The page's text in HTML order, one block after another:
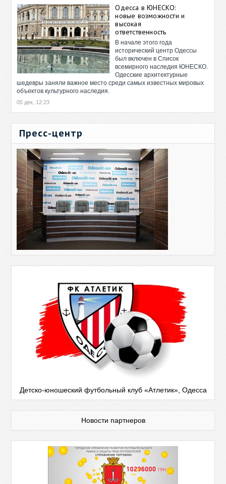
Одесса в ЮНЕСКО:
новые возможности и
высокая
ответственность
В начале этого года
исторический центр Одессы
был включен в Список
всемирного наследия ЮНЕСКО.
Одесские архитектурные
шедевры заняли важное место среди самых известных мировых
объектов культурного наследия.
05 дек, 12:23
Пресс-центр
Детско-юношеский футбольный клуб «Атлетик», Одесса
Новости партнеров